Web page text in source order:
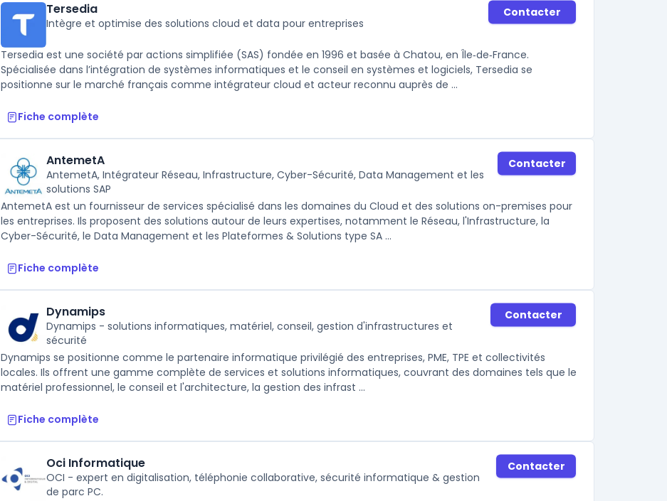
Tersedia
Intègre et optimise des solutions cloud et data pour entreprises
Contacter
Tersedia est une société par actions simplifiée (SAS) fondée en 1996 et basée à Chatou, en Île‑de‑France.
Spécialisée dans l’intégration de systèmes informatiques et le conseil en systèmes et logiciels, Tersedia se
positionne sur le marché français comme intégrateur cloud et acteur reconnu auprès de ...
Fiche complète
AntemetA
AntemetA, Intégrateur Réseau, Infrastructure, Cyber-Sécurité, Data Management et les
solutions SAP
Contacter
AntemetA est un fournisseur de services spécialisé dans les domaines du Cloud et des solutions on-premises pour
les entreprises. Ils proposent des solutions autour de leurs expertises, notamment le Réseau, l'Infrastructure, la
Cyber-Sécurité, le Data Management et les Plateformes & Solutions type SA ...
Fiche complète
Dynamips
Dynamips - solutions informatiques, matériel, conseil, gestion d'infrastructures et
sécurité
Contacter
Dynamips se positionne comme le partenaire informatique privilégié des entreprises, PME, TPE et collectivités
locales. Ils offrent une gamme complète de services et solutions informatiques, couvrant des domaines tels que le
matériel professionnel, le conseil et l'architecture, la gestion des infrast ...
Fiche complète
Oci Informatique
OCI - expert en digitalisation, téléphonie collaborative, sécurité informatique & gestion
de parc PC.
Contacter